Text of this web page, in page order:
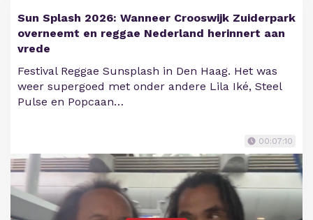
Sun Splash 2026: Wanneer Crooswijk Zuiderpark
overneemt en reggae Nederland herinnert aan
vrede
Festival Reggae Sunsplash in Den Haag. Het was
weer supergoed met onder andere Lila Iké, Steel
Pulse en Popcaan…
00:07:10